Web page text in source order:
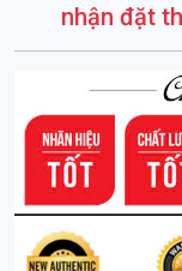
nhận đặt